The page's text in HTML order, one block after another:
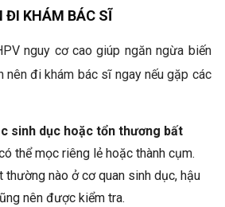
ĐI KHÁM BÁC SĨ
nguy cơ cao giúp ngăn ngừa biến
nên đi khám bác sĩ ngay nếu gặp các
sinh dục hoặc tổn thương bất
thể mọc riêng lẻ hoặc thành cụm.
thường nào ở cơ quan sinh dục, hậu
nên được kiểm tra.